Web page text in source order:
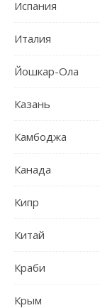
Испания
Италия
Йошкар-Ола
Казань
Камбоджа
Канада
Кипр
Китай
Краби
Крым